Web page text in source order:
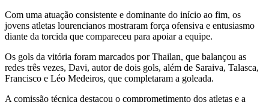
Com uma atuação consistente e dominante do início ao fim, os
jovens atletas lourencianos mostraram força ofensiva e entusiasmo
diante da torcida que compareceu para apoiar a equipe.
Os gols da vitória foram marcados por Thailan, que balançou as
redes três vezes, Davi, autor de dois gols, além de Saraiva, Talasca,
Francisco e Léo Medeiros, que completaram a goleada.
A comissão técnica destacou o comprometimento dos atletas e a